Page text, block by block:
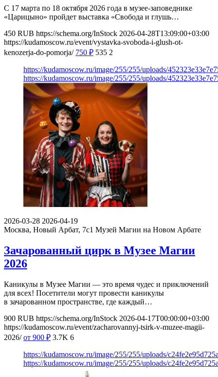
С 17 марта по 18 октября 2026 года в музее-заповеднике
«Царицыно» пройдет выставка «Свобода и глушь…
450 RUB https://schema.org/InStock 2026-04-28T13:09:00+03:00
https://kudamoscow.ru/event/vystavka-svoboda-i-glush-ot-
kenozerja-do-pomorja/ 750 ₽ 535 2
https://kudamoscow.ru/image/255/255/uploads/
https://kudamoscow.ru/image/255/255/uploads/
2026-03-28 2026-04-19
Москва, Новый Арбат, 7с1 Музей Магии на Новом Арбате
Зачарованный цирк в Музее Магии
2026
Каникулы в Музее Магии — это время чудес и приключений
для всех! Посетители могут провести каникулы
в зачарованном пространстве, где каждый…
900 RUB https://schema.org/InStock 2026-04-17T00:00:00+03:00
https://kudamoscow.ru/event/zacharovannyj-tsirk-v-muzee-magii-
2026/ от 900 ₽ 3.7K 6
https://kudamoscow.ru/image/255/255/uploads/
https://kudamoscow.ru/image/255/255/uploads/